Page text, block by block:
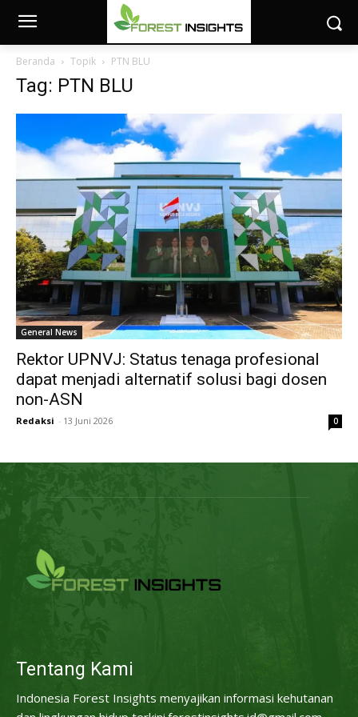
Beranda Topik PTN BLU
Tag: PTN BLU
General News
Rektor UPNVJ: Status tenaga profesional
dapat menjadi alternatif solusi bagi dosen
non-ASN
Redaksi - 13 Juni 2026 0
Tentang Kami
Indonesia Forest Insights menyajikan informasi kehutanan